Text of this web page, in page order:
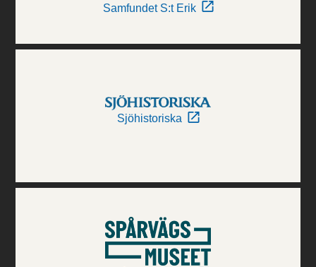
Samfundet S:t Erik
Sjöhistoriska